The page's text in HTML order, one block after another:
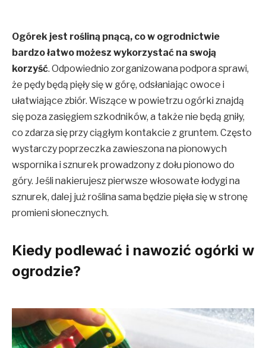
Ogórek jest rośliną pnącą, co w ogrodnictwie
bardzo łatwo możesz wykorzystać na swoją
korzyść. Odpowiednio zorganizowana podpora sprawi,
że pędy będą pięły się w górę, odsłaniając owoce i
ułatwiające zbiór. Wiszące w powietrzu ogórki znajdą
się poza zasięgiem szkodników, a także nie będą gniły,
co zdarza się przy ciągłym kontakcie z gruntem. Często
wystarczy poprzeczka zawieszona na pionowych
wspornika i sznurek prowadzony z dołu pionowo do
góry. Jeśli nakierujesz pierwsze włosowate łodygi na
sznurek, dalej już roślina sama będzie pięła się w stronę
promieni słonecznych.
Kiedy podlewać i nawozić ogórki w
ogrodzie?